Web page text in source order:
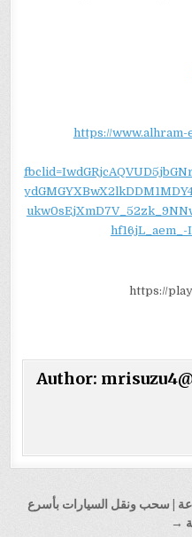
https://
https://
Author:
الفرسان في بهتيم 24 ساعة | سحب ونقل السيارات بأسرع
→